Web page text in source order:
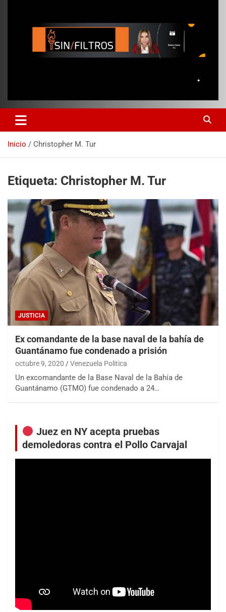
Inicio Christopher M. Tur
Etiqueta: Christopher M. Tur
JUSTICIA
Ex comandante de la base naval de la bahía de
Guantánamo fue condenado a prisión
octubre 9, 2020 Venezuela Politica
Un excomandante de la Base Naval de la Bahía de
Guantánamo (GTMO) fue condenado a 24…
Juez en NY acepta pruebas
demoledoras contra el Pollo Carvajal